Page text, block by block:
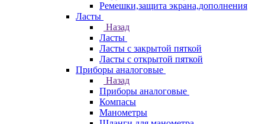
Ремешки,защита экрана,дополнения
Ласты
Назад
Ласты
Ласты с закрытой пяткой
Ласты с открытой пяткой
Приборы аналоговые
Назад
Приборы аналоговые
Компасы
Манометры